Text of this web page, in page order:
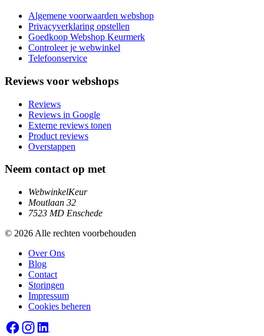
Algemene voorwaarden webshop
Privacyverklaring opstellen
Goedkoop Webshop Keurmerk
Controleer je webwinkel
Telefoonservice
Reviews voor webshops
Reviews
Reviews in Google
Externe reviews tonen
Product reviews
Overstappen
Neem contact op met
WebwinkelKeur
Moutlaan 32
7523 MD Enschede
© 2026 Alle rechten voorbehouden
Over Ons
Blog
Contact
Storingen
Impressum
Cookies beheren